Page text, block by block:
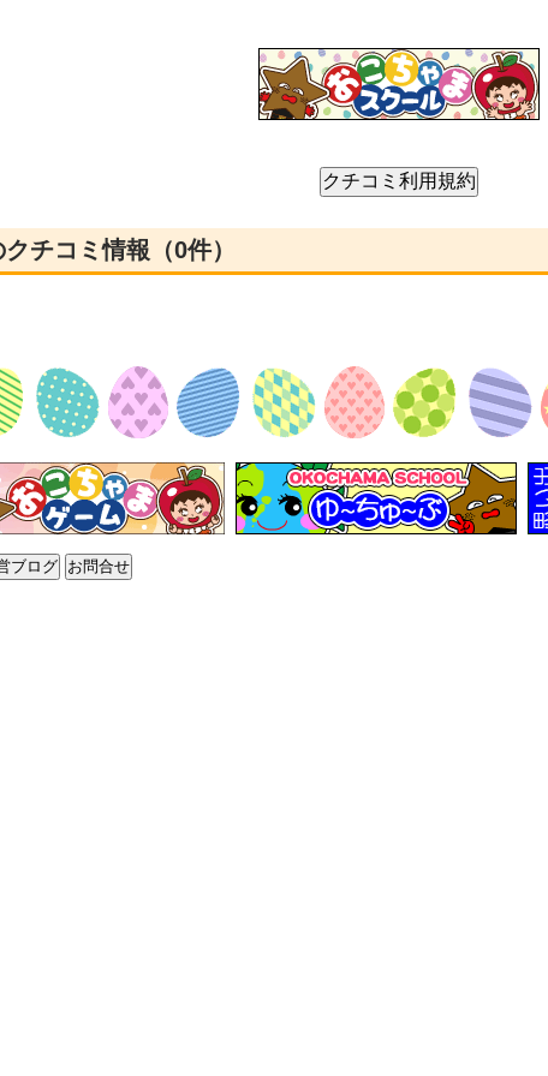
チコミ情報（0件）